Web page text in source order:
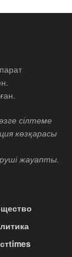
сілтеме
көзқарасы
жауапты.